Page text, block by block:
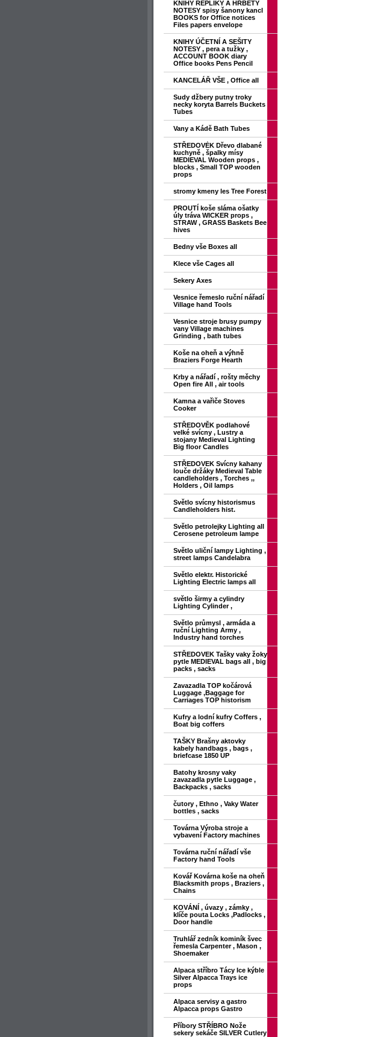
KNIHY REPLIKY A HŘBETY
NOTESY spisy šanony kancl
BOOKS for Office notices
Files papers envelope
KNIHY ÚČETNÍ A SEŠITY
NOTESY , pera a tužky ,
ACCOUNT BOOK diary
Office books Pens Pencil
KANCELÁŘ VŠE , Office all
Sudy džbery putny troky
necky koryta Barrels Buckets
Tubes
Vany a Kádě Bath Tubes
STŘEDOVĖK Dřevo dlabané
kuchyně , špalky mísy
MEDIEVAL Wooden props ,
blocks , Small TOP wooden
props
stromy kmeny les Tree Forest
PROUTÍ koše sláma ošatky
úly tráva WICKER props ,
STRAW , GRASS Baskets Bee
hives
Bedny vše Boxes all
Klece vše Cages all
Sekery Axes
Vesnice řemeslo ruční nářadí
Village hand Tools
Vesnice stroje brusy pumpy
vany Village machines
Grinding , bath tubes
Koše na oheň a výhně
Braziers Forge Hearth
Krby a nářadí , rošty měchy
Open fire All , air tools
Kamna a vařiče Stoves
Cooker
STŘEDOVĚK podlahové
velké svícny , Lustry a
stojany Medieval Lighting
Big floor Candles
STŘEDOVEK Svícny kahany
louče držáky Medieval Table
candleholders , Torches ,,
Holders , Oil lamps
Světlo svícny historismus
Candleholders hist.
Světlo petrolejky Lighting all
Cerosene petroleum lampe
Světlo uliční lampy Lighting ,
street lamps Candelabra
Světlo elektr. Historické
Lighting Electric lamps all
světlo širmy a cylindry
Lighting Cylinder ,
Světlo průmysl , armáda a
ruční Lighting Army ,
Industry hand torches
STŘEDOVEK Tašky vaky žoky
pytle MEDIEVAL bags all , big
packs , sacks
Zavazadla TOP kočárová
Luggage ,Baggage for
Carriages TOP historism
Kufry a lodní kufry Coffers ,
Boat big coffers
TAŠKY Brašny aktovky
kabely handbags , bags ,
briefcase 1850 UP
Batohy krosny vaky
zavazadla pytle Luggage ,
Backpacks , sacks
čutory , Ethno , Vaky Water
bottles , sacks
Továrna Výroba stroje a
vybavení Factory machines
Továrna ruční nářadí vše
Factory hand Tools
Kovář Kovárna koše na oheň
Blacksmith props , Braziers ,
Chains
KOVÁNÍ , úvazy , zámky ,
klíče pouta Locks ,Padlocks ,
Door handle
Truhlář zedník kominík švec
řemesla Carpenter , Mason ,
Shoemaker
Alpaca stříbro Tácy Ice kýble
Silver Alpacca Trays ice
props
Alpaca servisy a gastro
Alpacca props Gastro
Příbory STŘÍBRO Nože
sekery sekáče SILVER Cutlery